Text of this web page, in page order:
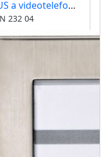
a videotelefony
vyzváněcí
232 04